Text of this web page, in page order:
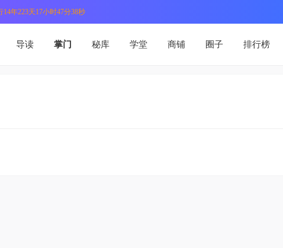
14年223天17小时47分38秒
导读 掌门 秘库 学堂 商铺 圈子 排行榜